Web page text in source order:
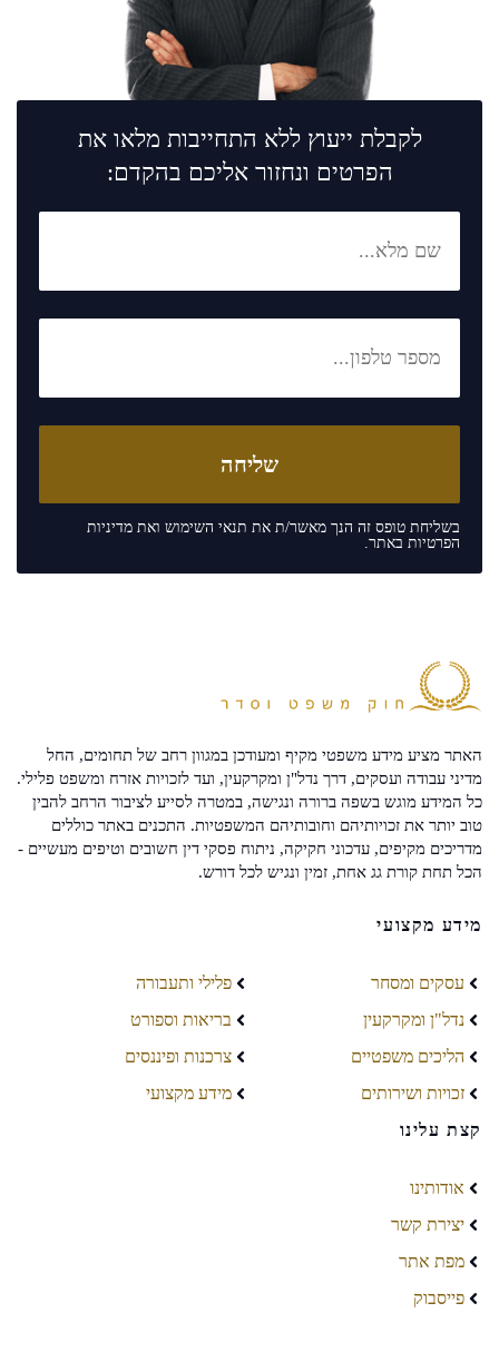
לקבלת ייעוץ ללא התחייבות מלאו את
הפרטים ונחזור אליכם בהקדם:
בשליחת טופס זה הנך מאשר/ת את תנאי השימוש ואת מדיניות
הפרטיות באתר.
האתר מציע מידע משפטי מקיף ומעודכן במגוון רחב של תחומים, החל
מדיני עבודה ועסקים, דרך נדל"ן ומקרקעין, ועד לזכויות אזרח ומשפט פלילי.
כל המידע מוגש בשפה ברורה ונגישה, במטרה לסייע לציבור הרחב להבין
טוב יותר את זכויותיהם וחובותיהם המשפטיות. התכנים באתר כוללים
מדריכים מקיפים, עדכוני חקיקה, ניתוח פסקי דין חשובים וטיפים מעשיים -
הכל תחת קורת גג אחת, זמין ונגיש לכל דורש.
מידע מקצועי
עסקים ומסחר
נדל"ן ומקרקעין
הליכים משפטיים
זכויות ושירותים
פלילי ותעבורה
בריאות וספורט
צרכנות ופיננסים
מידע מקצועי
קצת עלינו
אודותינו
יצירת קשר
מפת אתר
פייסבוק